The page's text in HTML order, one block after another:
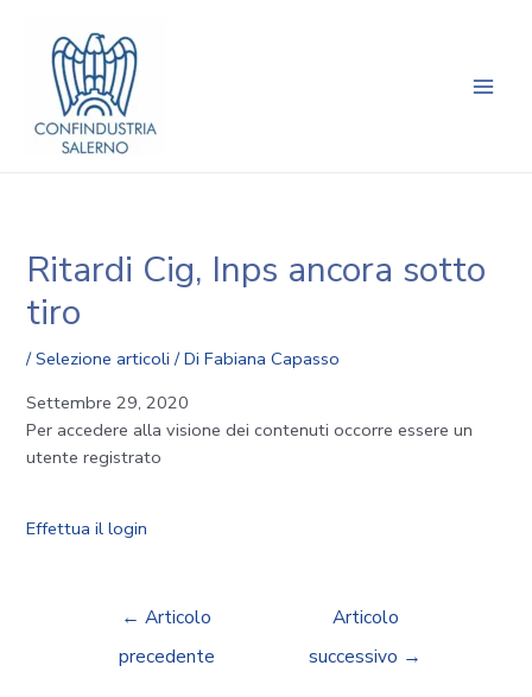
contenuto
Ritardi Cig, Inps ancora sotto
tiro
/Selezione articoli / DiFabiana Capasso
Settembre 29, 2020
Per accedere alla visione dei contenuti occorre essere un
utente registrato
Effettua il login
articoli
← Articolo
precedente
Articolo
successivo →